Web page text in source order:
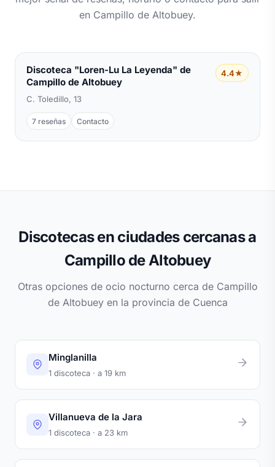
en Campillo de Altobuey.
Discoteca "Loren-Lu La Leyenda" de
Campillo de Altobuey
4.4★
C. Toledillo, 13
7 reseñas Contacto
Discotecas en ciudades cercanas a
Campillo de Altobuey
Otras opciones de ocio nocturno cerca de Campillo
de Altobuey en la provincia de Cuenca
Minglanilla
1 discoteca · a 19 km
Villanueva de la Jara
1 discoteca · a 23 km